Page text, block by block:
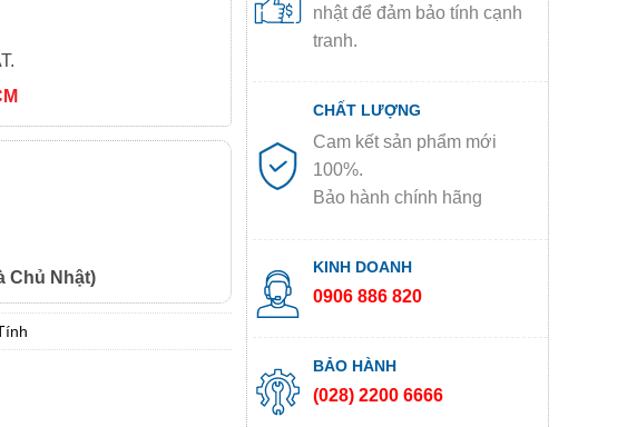
Chủ Nhật)
nhật để đảm bảo tính cạnh
tranh.
CHẤT LƯỢNG
Cam kết sản phẩm mới
100%.
Bảo hành chính hãng
KINH DOANH
0906 886 820
BẢO HÀNH
(028) 2200 6666